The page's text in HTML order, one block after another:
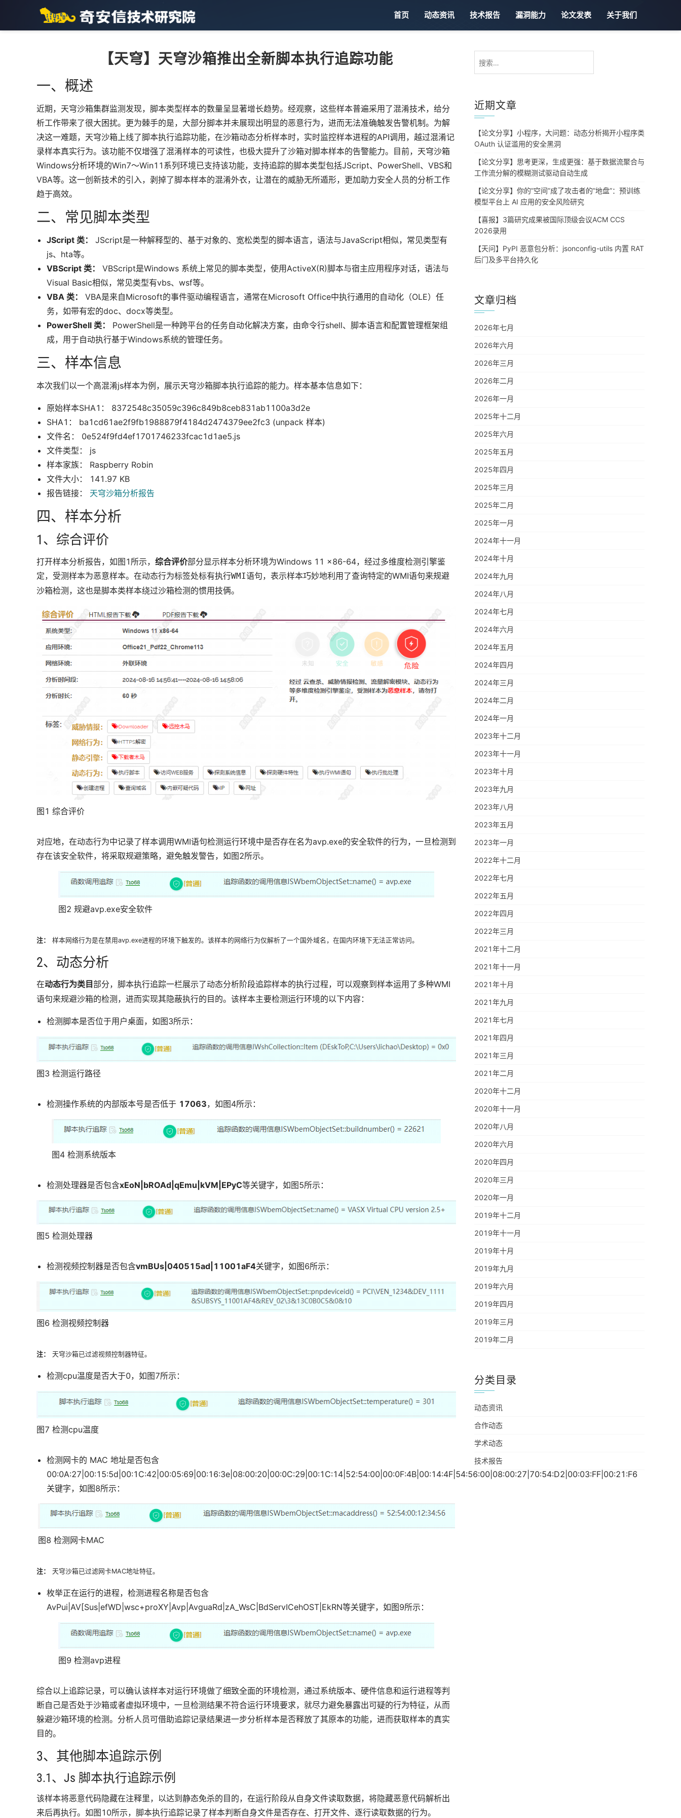
首页 动态资讯 技术报告 漏洞能力 论文发表 关于我们
【天穹】天穹沙箱推出全新脚本执行追踪功能
一、概述
近期，天穹沙箱集群监测发现，脚本类型样本的数量呈显著增长趋势。经观察，这些样本普遍采用了混淆技术，给分
析工作带来了很大困扰。更为棘手的是，大部分脚本并未展现出明显的恶意行为，进而无法准确触发告警机制。为解
决这一难题，天穹沙箱上线了脚本执行追踪功能，在沙箱动态分析样本时，实时监控样本进程的API调用，越过混淆记
录样本真实行为。该功能不仅增强了混淆样本的可读性，也极大提升了沙箱对脚本样本的告警能力。目前，天穹沙箱
Windows分析环境的Win7～Win11系列环境已支持该功能，支持追踪的脚本类型包括JScript、PowerShell、VBS和
VBA等。这一创新技术的引入，剥掉了脚本样本的混淆外衣，让潜在的威胁无所遁形，更加助力安全人员的分析工作
趋于高效。
二、常见脚本类型
JScript 类：
JScript是一种解释型的、基于对象的、宽松类型的脚本语言，语法与JavaScript相似，常见类型有
js、hta等。
VBScript 类：
VBScript是Windows 系统上常见的脚本类型，使用ActiveX(R)脚本与宿主应用程序对话，语法与
Visual Basic相似，常见类型有vbs、wsf等。
VBA 类：
VBA是来自Microsoft的事件驱动编程语言，通常在Microsoft Office中执行通用的自动化（OLE）任
务，如带有宏的doc、docx等类型。
PowerShell 类：
PowerShell是一种跨平台的任务自动化解决方案，由命令行shell、脚本语言和配置管理框架组
成，用于自动执行基于Windows系统的管理任务。
三、样本信息
本次我们以一个高混淆js样本为例，展示天穹沙箱脚本执行追踪的能力。样本基本信息如下：
原始样本SHA1： 8372548c35059c396c849b8ceb831ab1100a3d2e
SHA1： ba1cd61ae2f9fb1988879f4184d2474379ee2fc3 (unpack 样本)
文件名： 0e524f9fd4ef1701746233fcac1d1ae5.js
文件类型： js
样本家族： Raspberry Robin
文件大小： 141.97 KB
报告链接： 天穹沙箱分析报告
四、样本分析
1、综合评价
打开样本分析报告，如图1所示， 综合评价部分显示样本分析环境为Windows 11 x86-64，经过多维度检测引擎鉴
定，受测样本为恶意样本。在动态行为标签处标有执行WMI语句，表示样本巧妙地利用了查询特定的WMI语句来规避
沙箱检测，这也是脚本类样本绕过沙箱检测的惯用技俩。
图1 综合评价
对应地，在动态行为中记录了样本调用WMI语句检测运行环境中是否存在名为avp.exe的安全软件的行为，一旦检测到
存在该安全软件，将采取规避策略，避免触发警告，如图2所示。
图2 规避avp.exe安全软件
注： 样本网络行为是在禁用avp.exe进程的环境下触发的。该样本的网络行为仅解析了一个国外域名，在国内环境下无法正常访问。
2、动态分析
在动态行为类目部分， 脚本执行追踪一栏展示了动态分析阶段追踪样本的执行过程，可以观察到样本运用了多种WMI
语句来规避沙箱的检测，进而实现其隐蔽执行的目的。该样本主要检测运行环境的以下内容：
检测脚本是否位于用户桌面，如图3所示：
图3 检测运行路径
检测操作系统的内部版本号是否低于 17063，如图4所示：
图4 检测系统版本
检测处理器是否包含xEoN|bROAd|qEmu|kVM|EPyC等关键字，如图5所示：
图5 检测处理器
检测视频控制器是否包含vmBUs|040515ad|11001aF4关键字，如图6所示：
图6 检测视频控制器
注： 天穹沙箱已过滤视频控制器特征。
检测cpu温度是否大于0，如图7所示：
图7 检测cpu温度
检测网卡的 MAC 地址是否包含
00:0A:27|00:15:5d|00:1C:42|00:05:69|00:16:3e|08:00:20|00:0C:29|00:1C:14|52:54:00|00:0F:4B|00:14:4F|54:56:00|08:00:27|70:54:D2|00:03:FF|00:21:F6
关键字，如图8所示：
图8 检测网卡MAC
注： 天穹沙箱已过滤网卡MAC地址特征。
枚举正在运行的进程，检测进程名称是否包含
AvPui|AV[Sus|efWD|wsc+proXY|Avp|AvguaRd|zA_WsC|BdServICehOST|EkRN等关键字，如图9所示：
图9 检测avp进程
综合以上追踪记录，可以确认该样本对运行环境做了细致全面的环境检测，通过系统版本、硬件信息和运行进程等判
断自己是否处于沙箱或者虚拟环境中，一旦检测结果不符合运行环境要求，就尽力避免暴露出可疑的行为特征，从而
躲避沙箱环境的检测。分析人员可借助追踪记录结果进一步分析样本是否释放了其原本的功能，进而获取样本的真实
目的。
3、其他脚本追踪示例
3.1、Js 脚本执行追踪示例
该样本将恶意代码隐藏在注释里，以达到静态免杀的目的，在运行阶段从自身文件读取数据，将隐藏恶意代码解析出
来后再执行。如图10所示，脚本执行追踪记录了样本判断自身文件是否存在、打开文件、逐行读取数据的行为。
索：
近期文章
【论文分享】小程序，大问题：动态分析揭开小程序类
OAuth 认证滥用的安全黑洞
【论文分享】思考更深，生成更强：基于数据流聚合与
工作流分解的模糊测试驱动自动生成
【论文分享】你的”空间”成了攻击者的”地盘”：预训练
模型平台上 AI 应用的安全风险研究
【喜报】3篇研究成果被国际顶级会议ACM CCS
2026录用
【天问】PyPI 恶意包分析：jsonconfig-utils 内置 RAT
后门及多平台持久化
文章归档
2026年七月
2026年六月
2026年三月
2026年二月
2026年一月
2025年十二月
2025年六月
2025年五月
2025年四月
2025年三月
2025年二月
2025年一月
2024年十一月
2024年十月
2024年九月
2024年八月
2024年七月
2024年六月
2024年五月
2024年四月
2024年三月
2024年二月
2024年一月
2023年十二月
2023年十一月
2023年十月
2023年九月
2023年八月
2023年五月
2023年一月
2022年十二月
2022年七月
2022年五月
2022年四月
2022年三月
2021年十二月
2021年十一月
2021年十月
2021年九月
2021年七月
2021年四月
2021年三月
2021年二月
2020年十二月
2020年十一月
2020年八月
2020年六月
2020年四月
2020年三月
2020年一月
2019年十二月
2019年十一月
2019年十月
2019年九月
2019年六月
2019年四月
2019年三月
2019年二月
分类目录
动态资讯
合作动态
学术动态
技术报告